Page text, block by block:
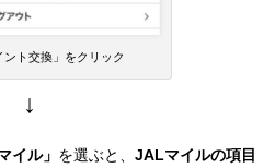
ント交換」をクリック
↓
イル」 を選ぶと、JALマイルの項目